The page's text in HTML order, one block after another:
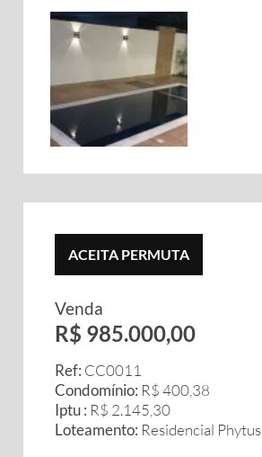
ACEITA PERMUTA
Venda
R$ 985.000,00
Ref: CC0011
Condomínio: R$ 400,38
Iptu : R$ 2.145,30
Loteamento: Residencial Phytus